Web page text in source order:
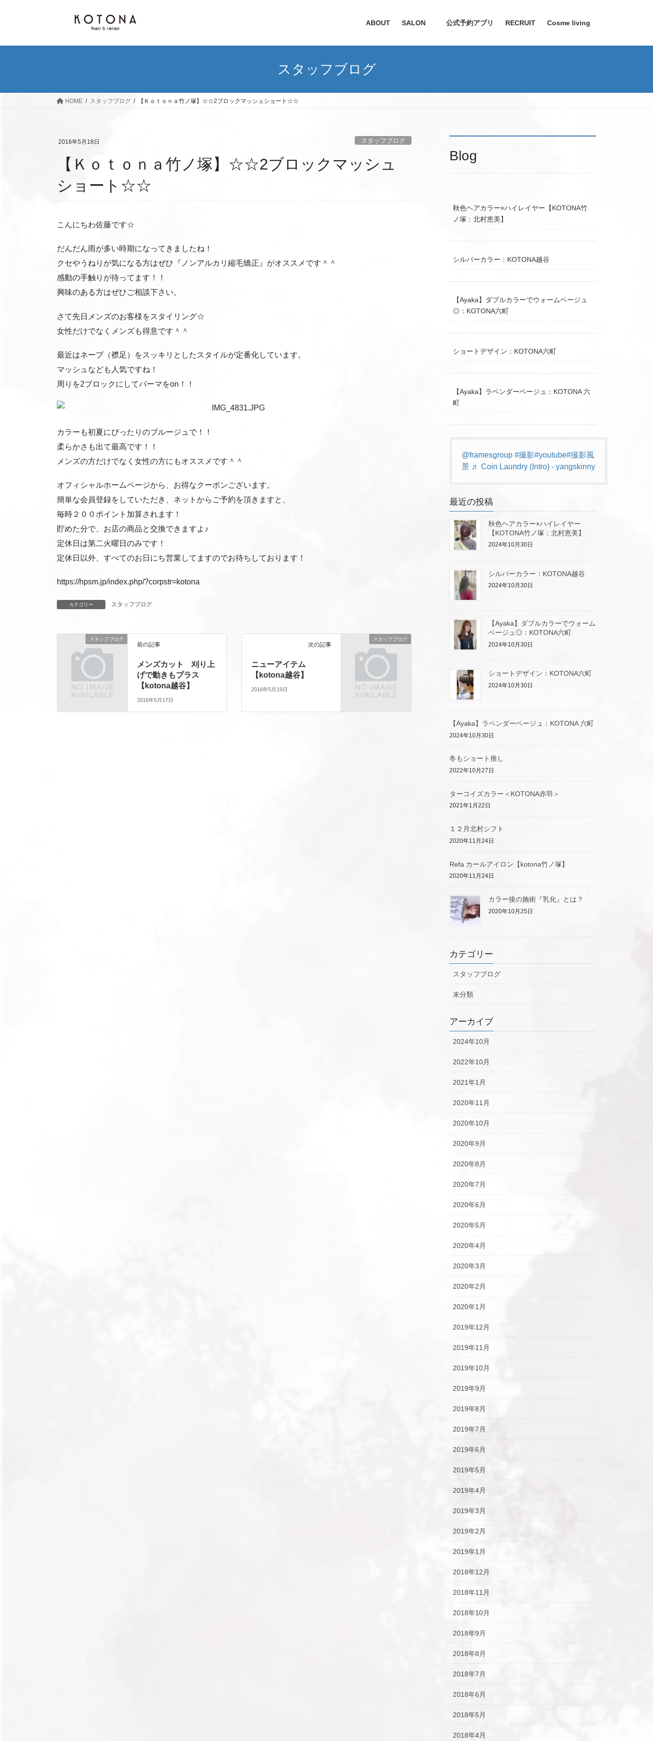
ABOUT SALON 公式予約アプリ RECRUIT Cosme living
スタッフブログ
HOME スタッフブログ 【Ｋｏｔｏｎａ竹ノ塚】☆☆2ブロックマッシュショート☆☆
2016年5月18日 スタッフブログ
【Ｋｏｔｏｎａ竹ノ塚】☆☆2ブロックマッシュ
ショート☆☆
こんにちわ佐藤です☆
だんだん雨が多い時期になってきましたね！
クセやうねりが気になる方はぜひ『ノンアルカリ縮毛矯正』がオススメです＾＾
感動の手触りが待ってます！！
興味のある方はぜひご相談下さい。
さて先日メンズのお客様をスタイリング☆
女性だけでなくメンズも得意です＾＾
最近はネープ（襟足）をスッキリとしたスタイルが定番化しています。
マッシュなども人気ですね！
周りを2ブロックにしてパーマをon！！
カラーも初夏にぴったりのブルージュで！！
柔らかさも出て最高です！！
メンズの方だけでなく女性の方にもオススメです＾＾
オフィシャルホームページから、お得なクーポンございます。
簡単な会員登録をしていただき、ネットからご予約を頂きますと、
毎時２００ポイント加算されます！
貯めた分で、お店の商品と交換できますよ♪
定休日は第二火曜日のみです！
定休日以外、すべてのお日にち営業してますのでお待ちしております！
https://hpsm.jp/index.php/?corpstr=kotona
カテゴリー スタッフブログ
スタッフブログ
前の記事
メンズカット 刈り上
げで動きもプラス
【kotona越谷】
2016年5月17日
スタッフブログ
次の記事
ニューアイテム
【kotona越谷】
2016年5月19日
Blog
秋色ヘアカラー×ハイレイヤー【KOTONA竹
ノ塚：北村恵美】
シルバーカラー：KOTONA越谷
【Ayaka】ダブルカラーでウォームベージュ
◎：KOTONA六町
ショートデザイン：KOTONA六町
【Ayaka】ラベンダーベージュ：KOTONA 六
町
@framesgroup #撮影#youtube#撮影風
景 ♬ Coin Laundry (Intro) - yangskinny
最近の投稿
秋色ヘアカラー×ハイレイヤー
【KOTONA竹ノ塚：北村恵美】
2024年10月30日
シルバーカラー：KOTONA越谷
2024年10月30日
【Ayaka】ダブルカラーでウォーム
ベージュ◎：KOTONA六町
2024年10月30日
ショートデザイン：KOTONA六町
2024年10月30日
【Ayaka】ラベンダーベージュ：KOTONA 六町
2024年10月30日
冬もショート推し
2022年10月27日
ターコイズカラー＜KOTONA赤羽＞
2021年1月22日
１２月北村シフト
2020年11月24日
Refa カールアイロン【kotona竹ノ塚】
2020年11月24日
カラー後の施術『乳化』とは？
2020年10月25日
カテゴリー
スタッフブログ
未分類
アーカイブ
2024年10月
2022年10月
2021年1月
2020年11月
2020年10月
2020年9月
2020年8月
2020年7月
2020年6月
2020年5月
2020年4月
2020年3月
2020年2月
2020年1月
2019年12月
2019年11月
2019年10月
2019年9月
2019年8月
2019年7月
2019年6月
2019年5月
2019年4月
2019年3月
2019年2月
2019年1月
2018年12月
2018年11月
2018年10月
2018年9月
2018年8月
2018年7月
2018年6月
2018年5月
2018年4月